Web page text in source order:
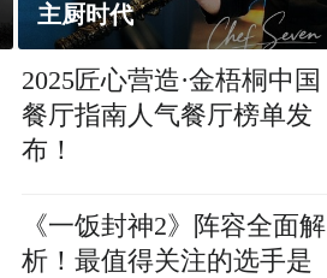
最低
2025匠心营造·金梧桐中国
餐厅指南人气餐厅榜单发
布！
《一饭封神2》阵容全面解
析！最值得关注的选手是